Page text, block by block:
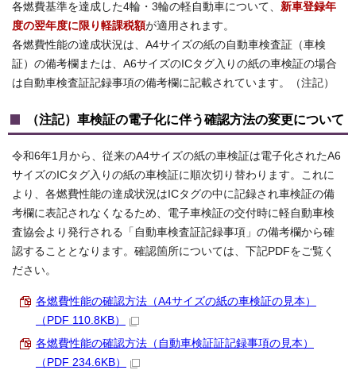
各燃費基準を達成した4輪・3輪の軽自動車について、 新車登録年
度の翌年度に限り軽課税額が適用されます。
各燃費性能の達成状況は、A4サイズの紙の自動車検査証（車検
証）の備考欄または、A6サイズのICタグ入りの紙の車検証の場合
は自動車検査証記録事項の備考欄に記載されています。（注記）
（注記）車検証の電子化に伴う確認方法の変更について
令和6年1月から、従来のA4サイズの紙の車検証は電子化されたA6
サイズのICタグ入りの紙の車検証に順次切り替わります。これに
より、各燃費性能の達成状況はICタグの中に記録され車検証の備
考欄に表記されなくなるため、電子車検証の交付時に軽自動車検
査協会より発行される「自動車検査証記録事項」の備考欄から確
認することとなります。確認箇所については、下記PDFをご覧く
ださい。
各燃費性能の確認方法（A4サイズの紙の車検証の見本）
（PDF 110.8KB）
各燃費性能の確認方法（自動車検証証記録事項の見本）
（PDF 234.6KB）